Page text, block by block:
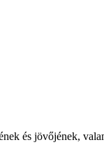
és jövőjének,